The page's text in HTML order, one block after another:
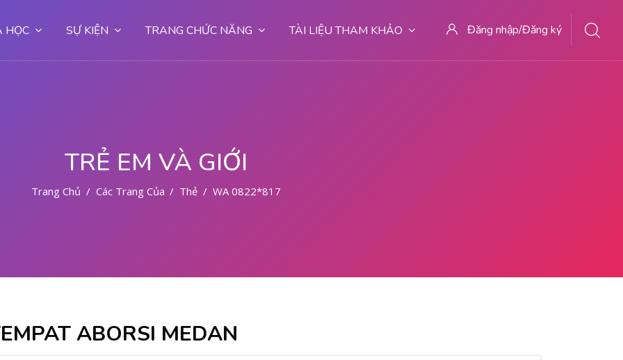
HỌC SỰ KIỆN TRANG CHỨC NĂNG TÀI LIỆU THAM KHẢO Đăng nhập/Đăng ký
TRẺ EM VÀ GIỚI
Trang Chủ Các Trang Của Hệ Thống
Thẻ WA 0822*81779*727 TEMPAT ABORSI MEDAN
ABORSI MEDAN